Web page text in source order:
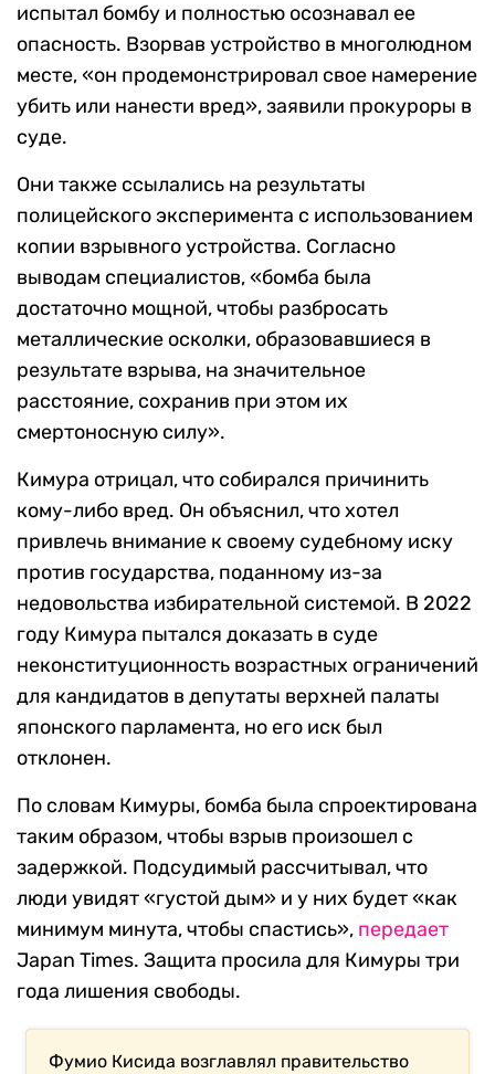
испытал бомбу и полностью осознавал ее
опасность. Взорвав устройство в многолюдном
месте, «он продемонстрировал свое намерение
убить или нанести вред», заявили прокуроры в
суде.
Они также ссылались на результаты
полицейского эксперимента с использованием
копии взрывного устройства. Согласно
выводам специалистов, «бомба была
достаточно мощной, чтобы разбросать
металлические осколки, образовавшиеся в
результате взрыва, на значительное
расстояние, сохранив при этом их
смертоносную силу».
Кимура отрицал, что собирался причинить
кому-либо вред. Он объяснил, что хотел
привлечь внимание к своему судебному иску
против государства, поданному из-за
недовольства избирательной системой. В 2022
году Кимура пытался доказать в суде
неконституционность возрастных ограничений
для кандидатов в депутаты верхней палаты
японского парламента, но его иск был
отклонен.
По словам Кимуры, бомба была спроектирована
таким образом, чтобы взрыв произошел с
задержкой. Подсудимый рассчитывал, что
люди увидят «густой дым» и у них будет «как
минимум минута, чтобы спастись», передает
Japan Times. Защита просила для Кимуры три
года лишения свободы.
Фумио Кисида возглавлял правительство